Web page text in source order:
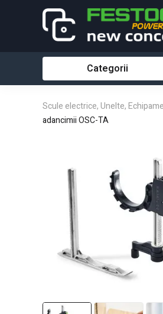
Categorii
Scule electrice, Unelte,
adancimii OSC-TA